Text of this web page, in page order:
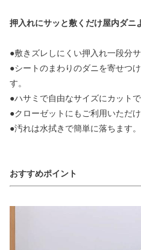
押入れにサッと敷くだけ屋内ダニ
●敷きズレしにくい押入れ一段分
●シートのまわりのダニを寄せつ
す。
●ハサミで自由なサイズにカットで
●クローゼットにもご利用いただけ
●汚れは水拭きで簡単に落ちます。
おすすめポイント